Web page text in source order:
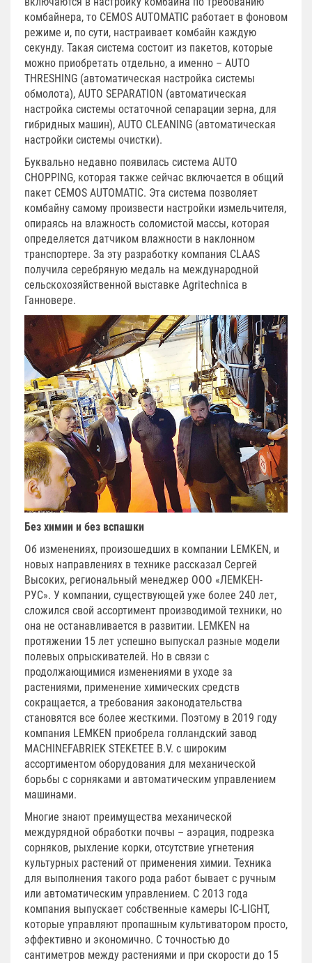
комбайнера, то CEMOS AUTOMATIC работает в фоновом
режиме и, по сути, настраивает комбайн каждую
секунду. Такая система состоит из пакетов, которые
можно приобретать отдельно, а именно – AUTO
THRESHING (автоматическая настройка системы
обмолота), AUTO SEPARATION (автоматическая
настройка системы остаточной сепарации зерна, для
гибридных машин), AUTO CLEANING (автоматическая
настройки системы очистки).
Буквально недавно появилась система AUTO
CHOPPING, которая также сейчас включается в общий
пакет CEMOS AUTOMATIC. Эта система позволяет
комбайну самому произвести настройки измельчителя,
опираясь на влажность соломистой массы, которая
определяется датчиком влажности в наклонном
транспортере. За эту разработку компания CLAAS
получила серебряную медаль на международной
сельскохозяйственной выставке Agritechnica в
Ганновере.
Без химии и без вспашки
Об изменениях, произошедших в компании LEMKEN, и
новых направлениях в технике рассказал Сергей
Высоких, региональный менеджер ООО «ЛЕМКЕН-
РУС». У компании, существующей уже более 240 лет,
сложился свой ассортимент производимой техники, но
она не останавливается в развитии. LEMKEN на
протяжении 15 лет успешно выпускал разные модели
полевых опрыскивателей. Но в связи с
продолжающимися изменениями в уходе за
растениями, применение химических средств
сокращается, а требования законодательства
становятся все более жесткими. Поэтому в 2019 году
компания LEMKEN приобрела голландский завод
MACHINEFABRIEK STEKETEE B.V. с широким
ассортиментом оборудования для механической
борьбы с сорняками и автоматическим управлением
машинами.
Многие знают преимущества механической
междурядной обработки почвы – аэрация, подрезка
сорняков, рыхление корки, отсутствие угнетения
культурных растений от применения химии. Техника
для выполнения такого рода работ бывает с ручным
или автоматическим управлением. С 2013 года
компания выпускает собственные камеры IC-LIGHT,
которые управляют пропашным культиватором просто,
эффективно и экономично. С точностью до
сантиметров между растениями и при скорости до 15